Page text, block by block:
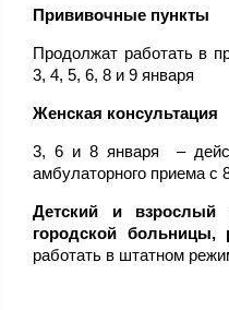
Прививочные пункты
Продолжат работать в
3, 4, 5, 6, 8 и 9 января
Женская консультация
3, 6 и 8 января –
амбулаторного приема с
Детский и взрослый
городской
работать в штатном